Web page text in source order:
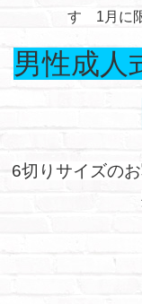
す 1月に
男性成人
6切りサイズの